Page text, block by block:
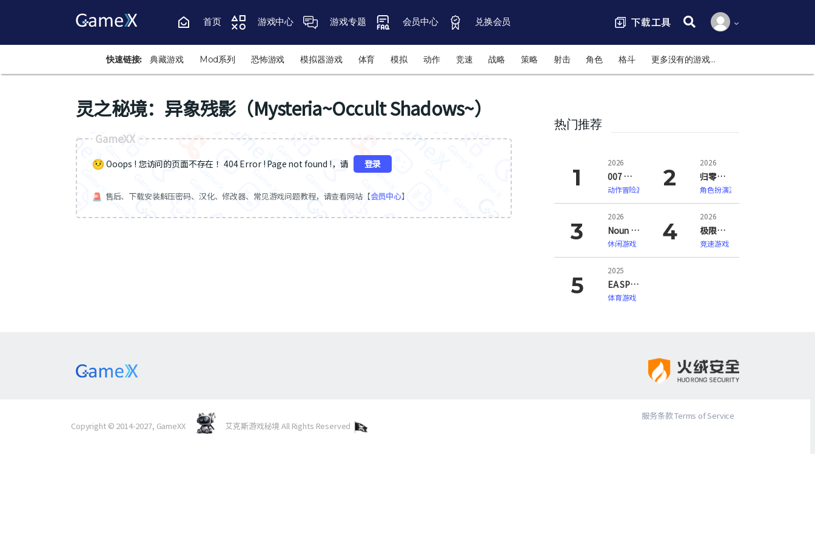
首页 游戏中心 游戏专题 会员中心 兑换会员
搜索:
快速链接: 典藏游戏 Mod系列 恐怖游戏 模拟器游戏 体育 模拟 动作 竞速 战略 策略 射击 角色 格斗 更多没有的游戏…
灵之秘境：异象残影（Mysteria~Occult Shadows~）
GameXX
Ooops ! 您访问的页面不存在 ！404 Error ! Page not found !，请 登录
售后、下载安装解压密码、汉化、修改器、常见游戏问题教程，请查看网站【会员中心】
热门推荐
2026
007 初露锋芒（007 First Light）
动作冒险游戏
2026
归零巡礼：亡谍镇魂曲（ZERO PARADES: For Dead Spies）
角色扮演游戏
2026
Noun Town 语言学习（Noun Town Language Learning）
休闲游戏
2026
极限竞速：地平线6（Forza Horizon 6）
竞速游戏
2025
EA SPORTS FC 26
体育游戏
Copyright © 2014-2027, GameXX 艾克斯游戏秘境 All Rights Reserved
服务条款 Terms of Service